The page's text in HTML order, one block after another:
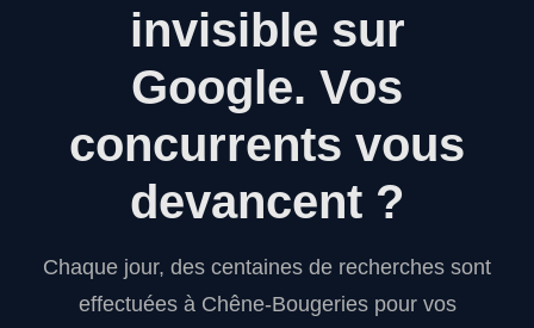
invisible sur
Google. Vos
concurrents vous
devancent ?
Chaque jour, des centaines de recherches sont
effectuées à Chêne-Bougeries pour vos